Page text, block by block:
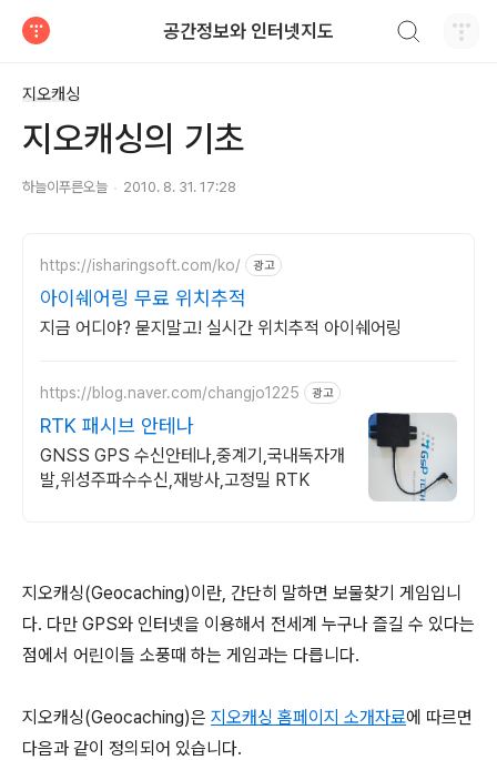
공간정보와 인터넷지도
지오캐싱
지오캐싱의 기초
하늘이푸른오늘 2010. 8. 31. 17:28
https://isharingsoft.com/ko/ 광고
아이쉐어링 무료 위치추적
지금 어디야? 묻지말고! 실시간 위치추적 아이쉐어링
https://blog.naver.com/changjo1225 광고
RTK 패시브 안테나
GNSS GPS 수신안테나,중계기,국내독자개
발,위성주파수수신,재방사,고정밀 RTK
지오캐싱(Geocaching)이란, 간단히 말하면 보물찾기 게임입니
다. 다만 GPS와 인터넷을 이용해서 전세계 누구나 즐길 수 있다는
점에서 어린이들 소풍때 하는 게임과는 다릅니다.
지오캐싱(Geocaching)은 지오캐싱 홈페이지 소개자료에 따르면
다음과 같이 정의되어 있습니다.